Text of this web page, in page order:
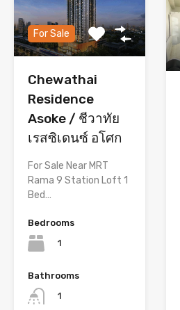
For Sale
Chewathai
Residence
Asoke / ชีวาทัย
เรสซิเดนซ์ อโศก
For Sale Near MRT
Rama 9 Station Loft 1
Bed…
Bedrooms
1
Bathrooms
1